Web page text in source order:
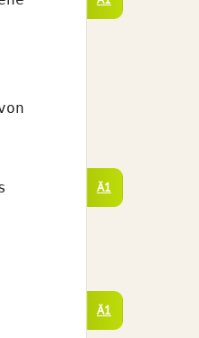
Ä1
Ä1